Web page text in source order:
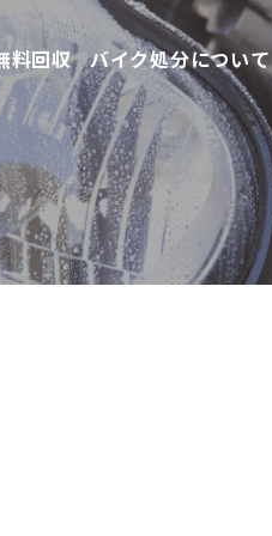
料回収 バイク処分について